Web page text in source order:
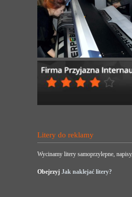
Litery do reklamy
Wycinamy litery samoprzylepne,
Obejrzyj Jak naklejać litery?